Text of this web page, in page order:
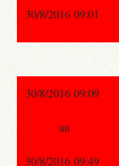
30/8/2016 09:01
30/8/2016 09:09
au
30/8/2016 09:49